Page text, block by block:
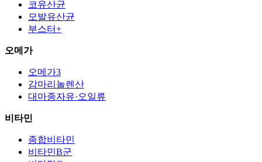
코유산균
모발유산균
부스터+
오메가
오메가3
감마리놀렌산
대마종자유·오일류
비타민
종합비타민
비타민B군